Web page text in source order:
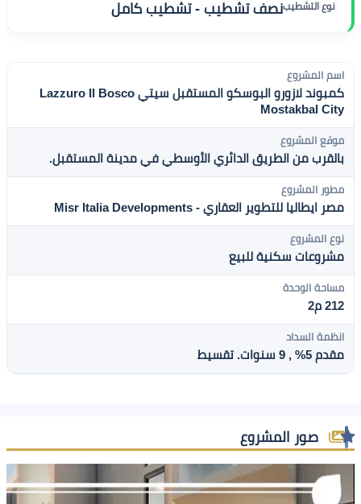
نوع التشطيبنصف تشطيب - تشطيب كامل
اسم المشروع
كمبوند لازورو البوسكو المستقبل سيتي Lazzuro Il Bosco
Mostakbal City
موقع المشروع
بالقرب من الطريق الدائري الأوسطي في مدينة المستقبل.
مطور المشروع
مصر ايطاليا للتطوير العقاري - Misr Italia Developments
نوع المشروع
مشروعات سكنية للبيع
مساحة الوحدة
212 م2
انظمة السداد
مقدم 5% , 9 سنوات. تقسيط
صور المشروع